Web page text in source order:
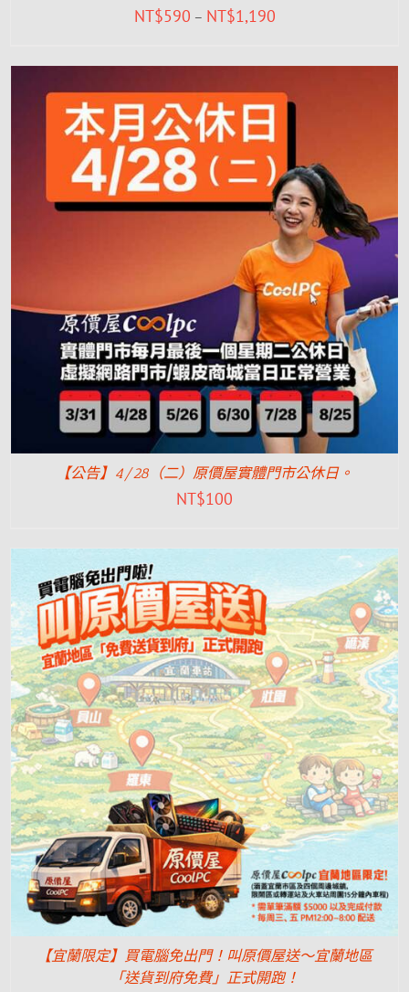
NT$590 – NT$1,190
【公告】4/28（二）原價屋實體門市公休日。
NT$100
【宜蘭限定】買電腦免出門！叫原價屋送～宜蘭地區
「送貨到府免費」正式開跑！